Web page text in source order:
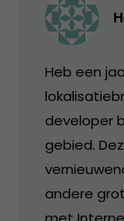
Heb een
developer
gebied.
andere